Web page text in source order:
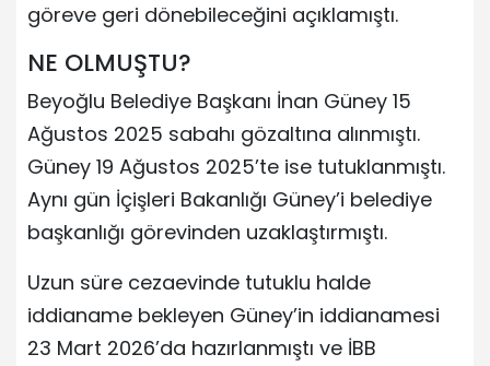
göreve geri dönebileceğini açıklamıştı.
NE OLMUŞTU?
Beyoğlu Belediye Başkanı İnan Güney 15
Ağustos 2025 sabahı gözaltına alınmıştı.
Güney 19 Ağustos 2025’te ise tutuklanmıştı.
Aynı gün İçişleri Bakanlığı Güney’i belediye
başkanlığı görevinden uzaklaştırmıştı.
Uzun süre cezaevinde tutuklu halde
iddianame bekleyen Güney’in iddianamesi
23 Mart 2026’da hazırlanmıştı ve İBB